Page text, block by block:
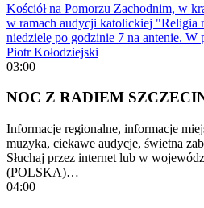
Kościół na Pomorzu Zachodnim, w
w ramach audycji katolickiej "Religia
niedzielę po godzinie 7 na antenie.
Piotr Kołodziejski
03:00
NOC Z RADIEM
Informacje regionalne, informacje
muzyka, ciekawe audycje, świetna
Słuchaj przez internet lub w
(POLSKA)…
04:00